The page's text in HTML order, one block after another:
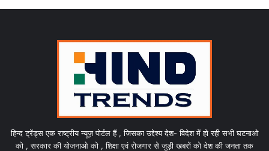
हिन्द ट्रेंड्स एक राष्ट्रीय न्यूज़ पोर्टल हैं , जिसका उद्देश्य देश- विदेश में हो रही सभी घटनाओ
को , सरकार की योजनाओ को , शिक्षा एवं रोजगार से जुड़ी खबरों को देश की जनता तक